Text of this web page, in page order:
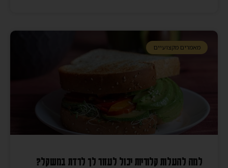
מאמרים מקצועיים
למה להעלות קלוריות יכול לעזור לך לרדת במשקל?